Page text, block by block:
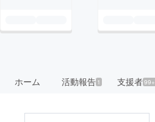
ホーム 活動報告1 支援者99+